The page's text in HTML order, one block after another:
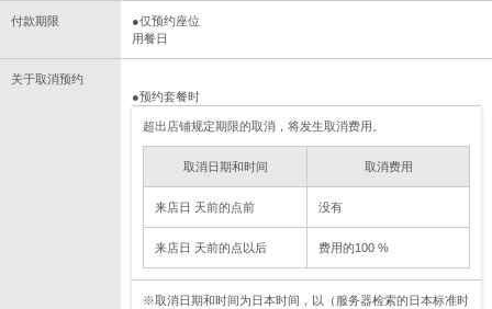
付款期限
●仅预约座位
用餐日
关于取消预约
●预约套餐时
超出店铺规定期限的取消，将发生取消费用。
取消日期和时间 取消费用
来店日 天前的点前 没有
来店日 天前的点以后 费用的100 %
※取消日期和时间为日本时间，以（服务器检索的日本标准时